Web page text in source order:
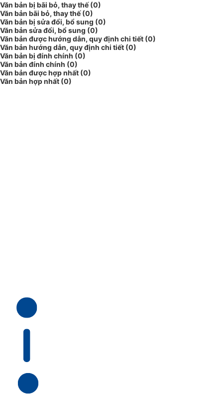
Văn bản bị bãi bỏ, thay thế (0)
Văn bản bãi bỏ, thay thế (0)
Văn bản bị sửa đổi, bổ sung (0)
Văn bản sửa đổi, bổ sung (0)
Văn bản được hướng dẫn, quy định chi tiết (0)
Văn bản hướng dẫn, quy định chi tiết (0)
Văn bản bị đính chính (0)
Văn bản đính chính (0)
Văn bản được hợp nhất (0)
Văn bản hợp nhất (0)